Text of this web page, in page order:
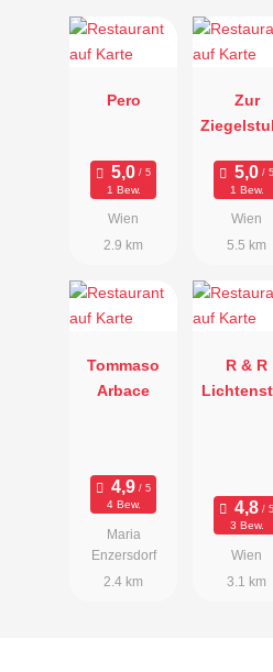
Pero
1 Bew.
Wien
2.9 km
Zur
1 Bew.
Wien
5.5 km
Tommaso
Arbace
4 Bew.
Maria
Enzersdorf
2.4 km
R & R
3 Bew.
Wien
3.1 km